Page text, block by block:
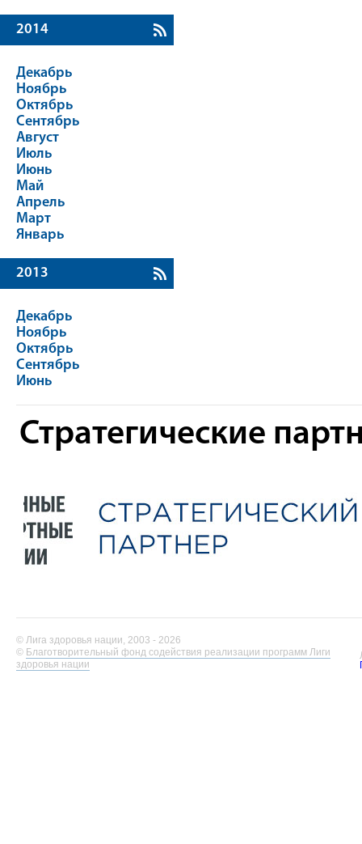
2014
Декабрь
Ноябрь
Октябрь
Сентябрь
Август
Июль
Июнь
Май
Апрель
Март
Январь
2013
Декабрь
Ноябрь
Октябрь
Сентябрь
Июнь
Стратегические
© Лига здоровья нации, 2003 - 2026
© Благотворительный фонд содействия реализации программ Лиги
здоровья нации